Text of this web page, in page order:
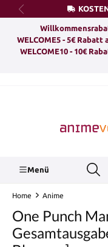
springen
WELCOME5 - 5€
WELCOME10 - 10€
Menü
Home Anime
One Punch